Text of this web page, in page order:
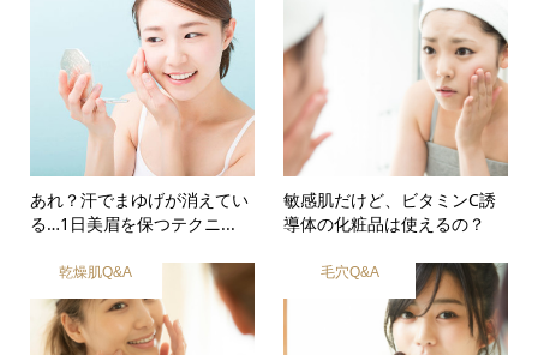
あれ？汗でまゆげが消えてい
る…1日美眉を保つテクニ...
敏感肌だけど、ビタミンC誘
導体の化粧品は使えるの？
乾燥肌Q&A 毛穴Q&A